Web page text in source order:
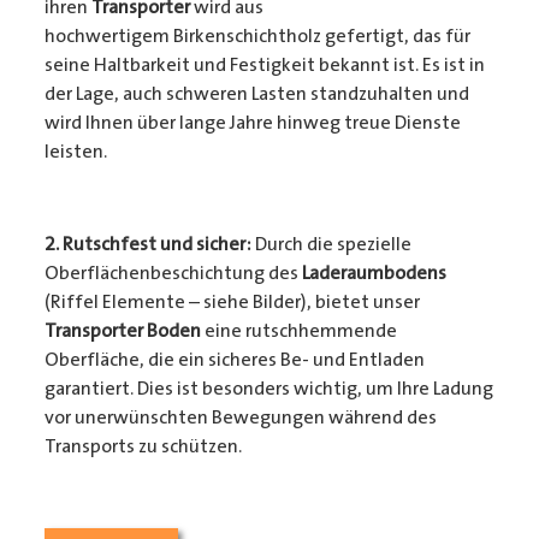
ihren Transporterwird aus
hochwertigem Birkenschichtholz gefertigt, das für
seine Haltbarkeit und Festigkeit bekannt ist. Es ist in
der Lage, auch schweren Lasten standzuhalten und
wird Ihnen über lange Jahre hinweg treue Dienste
leisten.
2. Rutschfest und sicher: Durch die spezielle
Oberflächenbeschichtung des Laderaumbodens
(Riffel Elemente – siehe Bilder), bietet unser
Transporter Bodeneine rutschhemmende
Oberfläche, die ein sicheres Be- und Entladen
garantiert. Dies ist besonders wichtig, um Ihre Ladung
vor unerwünschten Bewegungen während des
Transports zu schützen.